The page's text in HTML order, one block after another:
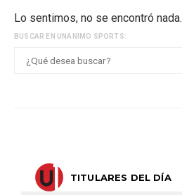
Lo sentimos, no se encontró nada.
BUSCAR EN UNANIMO SPORTS:
TITULARES DEL DÍA